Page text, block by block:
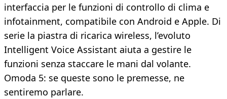
interfaccia per le funzioni di controllo di clima e
infotainment, compatibile con Android e Apple. Di
serie la piastra di ricarica wireless, l’evoluto
Intelligent Voice Assistant aiuta a gestire le
funzioni senza staccare le mani dal volante.
Omoda 5: se queste sono le premesse, ne
sentiremo parlare.